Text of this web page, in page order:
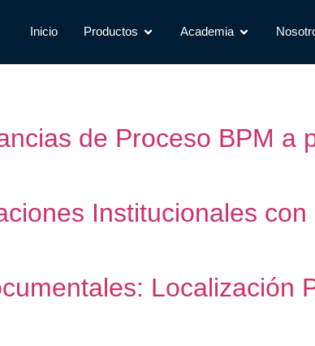
Inicio Productos Academia
de Proceso BPM a
Institucionales
Localización